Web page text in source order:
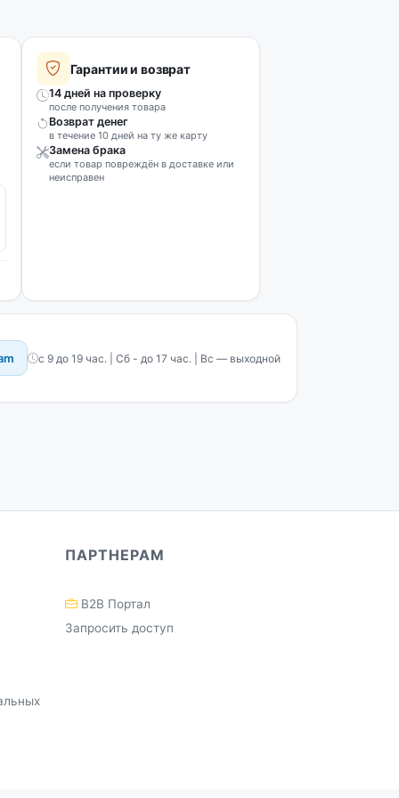
Гарантии и возврат
14 дней на проверку
после получения товара
Возврат денег
в течение 10 дней на ту же карту
Замена брака
если товар повреждён в доставке или
неисправен
с 9 до 19 час. | Сб - до 17 час. | Вс — выходной
ПАРТНЕРАМ
B2B Портал
Запросить доступ